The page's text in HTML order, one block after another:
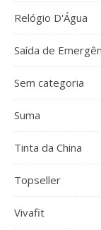
Relógio D'Água
Saída de
Sem categoria
Suma
Tinta da China
Topseller
Vivafit